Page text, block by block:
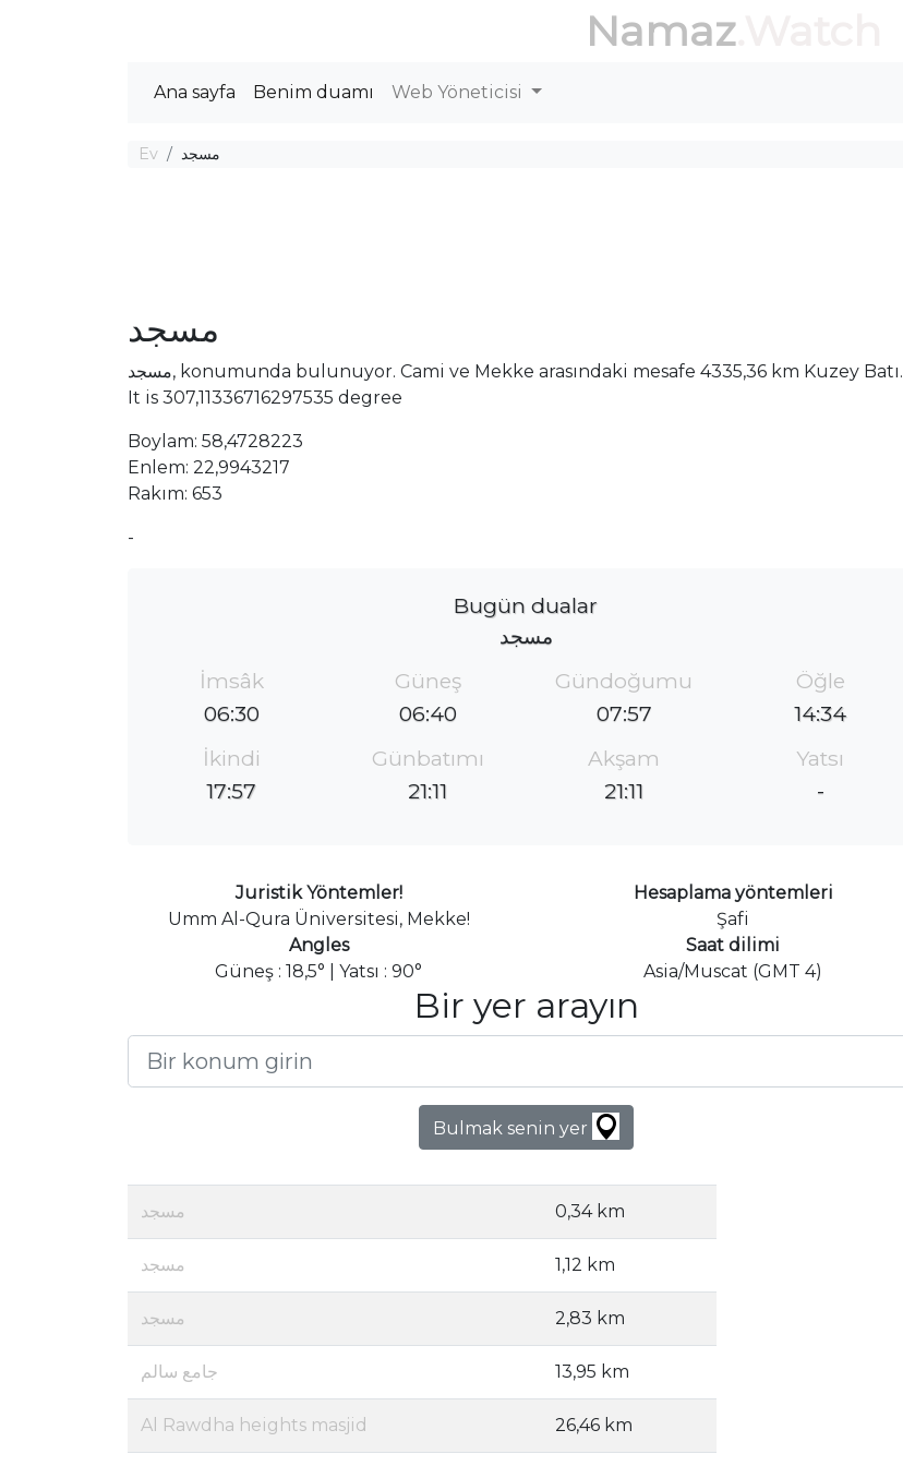
Namaz.Watch
Ana sayfa Benim duamı Web Yöneticisi
Ev مسجد
مسجد
مسجد, konumunda bulunuyor. Cami ve Mekke arasındaki mesafe 4335,36 km Kuzey Batı.
It is 307,11336716297535 degree
Boylam: 58,4728223
Enlem: 22,9943217
Rakım: 653
-
Bugün dualar
مسجد
İmsâk
06:30
Güneş
06:40
Gündoğumu
07:57
Öğle
14:34
İkindi
17:57
Günbatımı
21:11
Akşam
21:11
Yatsı
-
Juristik Yöntemler!
Umm Al-Qura Üniversitesi, Mekke!
Hesaplama yöntemleri
Şafi
Angles
Güneş : 18,5° | Yatsı : 90°
Saat dilimi
Asia/Muscat (GMT 4)
Bir yer arayın
Bulmak senin yer
مسجد 0,34 km
مسجد 1,12 km
مسجد 2,83 km
جامع سالم 13,95 km
Al Rawdha heights masjid 26,46 km